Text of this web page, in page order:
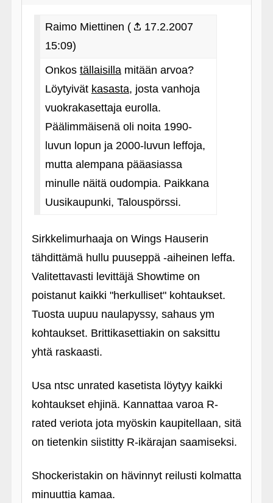
Raimo Miettinen (
17.2.2007
15:09)
Onkos tällaisillamitään arvoa?
Löytyivät kasasta, josta vanhoja
vuokrakasettaja eurolla.
Päälimmäisenä oli noita 1990-
luvun lopun ja 2000-luvun leffoja,
mutta alempana pääasiassa
minulle näitä oudompia. Paikkana
Uusikaupunki, Talouspörssi.
Sirkkelimurhaaja on Wings Hauserin
tähdittämä hullu puuseppä ‑aiheinen leffa.
Valitettavasti levittäjä Showtime on
poistanut kaikki "herkulliset" kohtaukset.
Tuosta uupuu naulapyssy, sahaus ym
kohtaukset. Brittikasettiakin on saksittu
yhtä raskaasti.
Usa ntsc unrated kasetista löytyy kaikki
kohtaukset ehjinä. Kannattaa varoa R-
rated veriota jota myöskin kaupitellaan, sitä
on tietenkin siistitty R-ikärajan saamiseksi.
Shockeristakin on hävinnyt reilusti kolmatta
minuuttia kamaa.